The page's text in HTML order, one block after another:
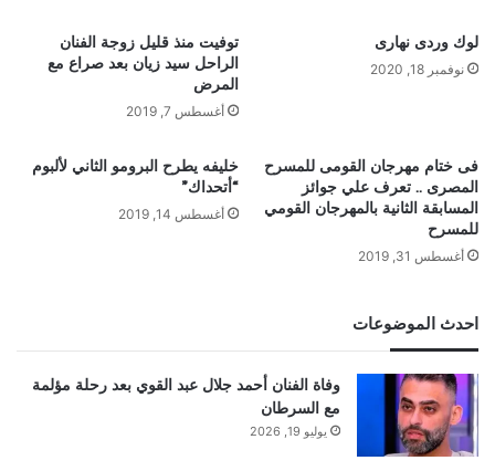
لوك وردى نهارى
نوفمبر 18, 2020
توفيت منذ قليل زوجة الفنان
الراحل سيد زيان بعد صراع مع
المرض
أغسطس 7, 2019
فى ختام مهرجان القومى للمسرح
المصرى .. تعرف علي جوائز
المسابقة الثانية بالمهرجان القومي
للمسرح
أغسطس 31, 2019
خليفه يطرح البرومو الثاني لألبوم
“أتحداك”
أغسطس 14, 2019
احدث الموضوعات
وفاة الفنان أحمد جلال عبد القوي بعد رحلة مؤلمة
مع السرطان
يوليو 19, 2026